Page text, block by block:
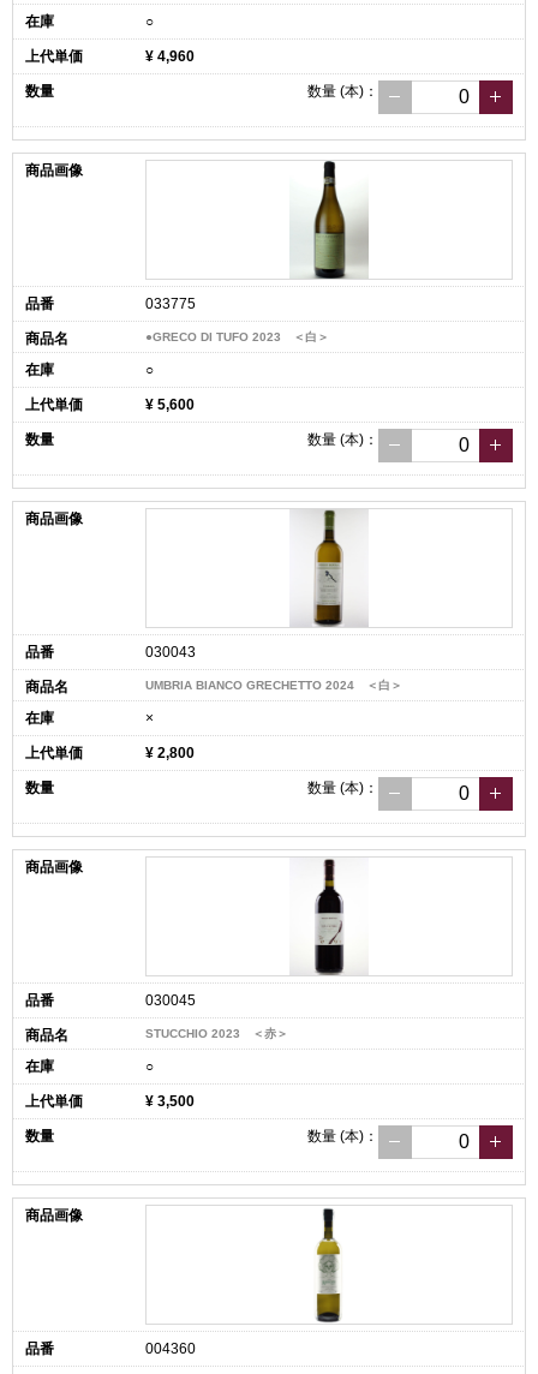
○
¥ 4,960
数量 (本) ：
033775
●GRECO DI TUFO 2023 ＜白＞
○
¥ 5,600
数量 (本) ：
030043
UMBRIA BIANCO GRECHETTO 2024 ＜白＞
×
¥ 2,800
数量 (本) ：
030045
STUCCHIO 2023 ＜赤＞
○
¥ 3,500
数量 (本) ：
004360